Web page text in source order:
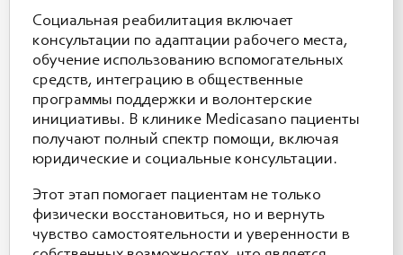
Социальная реабилитация включает
консультации по адаптации рабочего места,
обучение использованию вспомогательных
средств, интеграцию в общественные
программы поддержки и волонтерские
инициативы. В клинике Medicasano пациенты
получают полный спектр помощи, включая
юридические и социальные консультации.
Этот этап помогает пациентам не только
физически восстановиться, но и вернуть
чувство самостоятельности и уверенности в